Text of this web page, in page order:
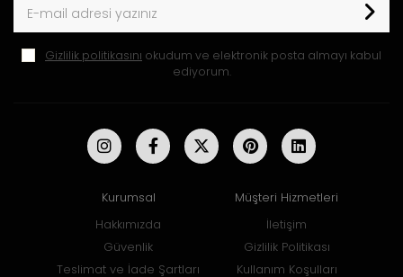
Gizlilik politikasını okudum ve elektronik posta almayı kabul
ediyorum.
Kurumsal
Hakkımızda
Güvenlik
Teslimat ve İade Şartları
Müşteri Hizmetleri
İletişim
Gizlilik Politikası
Kullanım Koşulları